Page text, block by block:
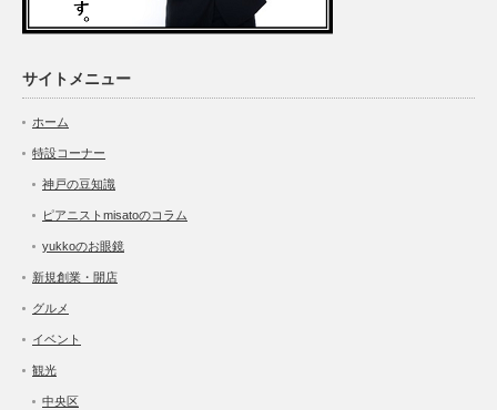
サイトメニュー
ホーム
特設コーナー
神戸の豆知識
ピアニストmisatoのコラム
yukkoのお眼鏡
新規創業・開店
グルメ
イベント
観光
中央区